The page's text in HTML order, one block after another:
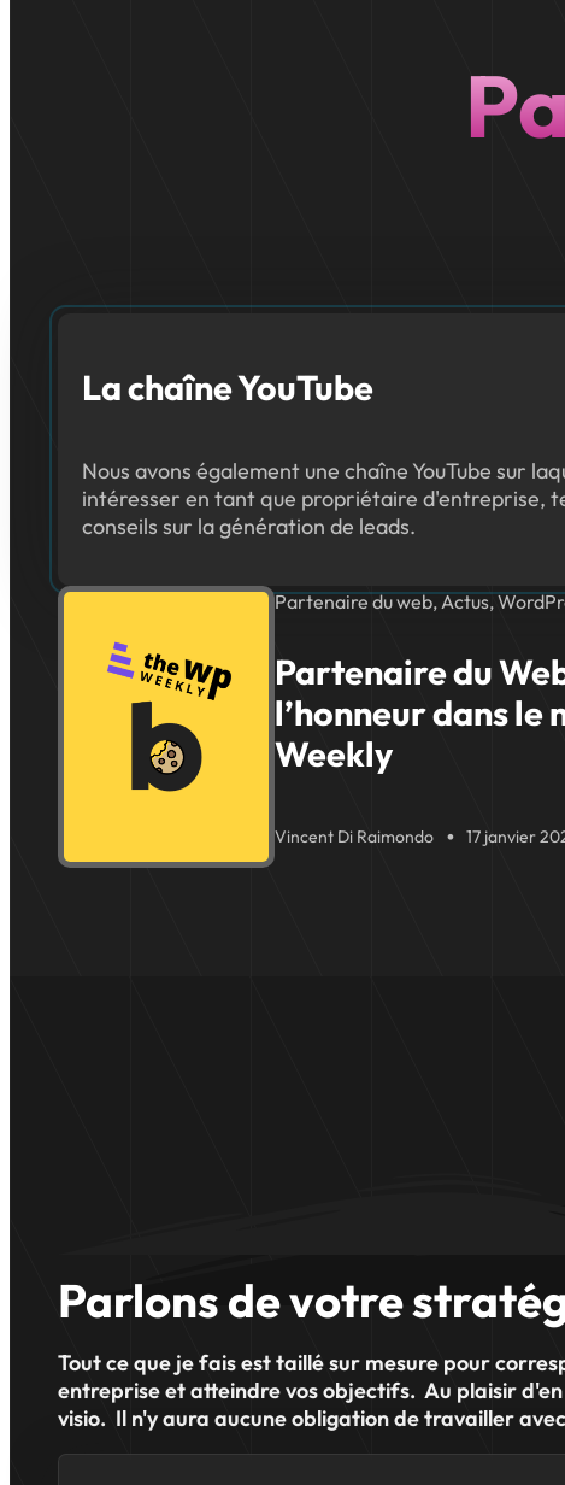
La chaîne YouTube
Nous avons également une chaîne YouTube sur
intéresser en tant que propriétaire d'entreprise,
conseils sur la génération de leads.
Partenaire du web, Actus,
Partenaire du
l’honneur dans le
Weekly
Vincent Di Raimondo 17 janvier
Parlons de votre
Tout ce que je fais est taillé sur mesure pour
entreprise et atteindre vos objectifs. Au plaisir
visio. Il n'y aura aucune obligation de travailler